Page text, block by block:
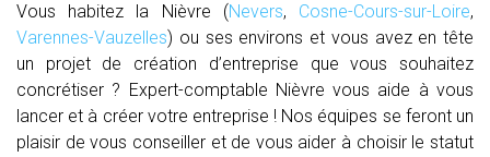
Vous habitez la Nièvre (Nevers, Cosne-Cours-sur-Loire,
Varennes-Vauzelles) ou ses environs et vous avez en tête
un projet de création d’entreprise que vous souhaitez
concrétiser ? Expert-comptable Nièvre vous aide à vous
lancer et à créer votre entreprise ! Nos équipes se feront un
plaisir de vous conseiller et de vous aider à choisir le statut